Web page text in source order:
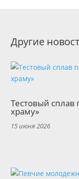
Другие
Тестовый сплав
храму»
15 июня 2026